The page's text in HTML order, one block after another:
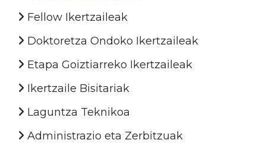
Fellow Ikertzaileak
Doktoretza Ondoko Ikertzaileak
Etapa Goiztiarreko Ikertzaileak
Ikertzaile Bisitariak
Laguntza Teknikoa
Administrazio eta Zerbitzuak